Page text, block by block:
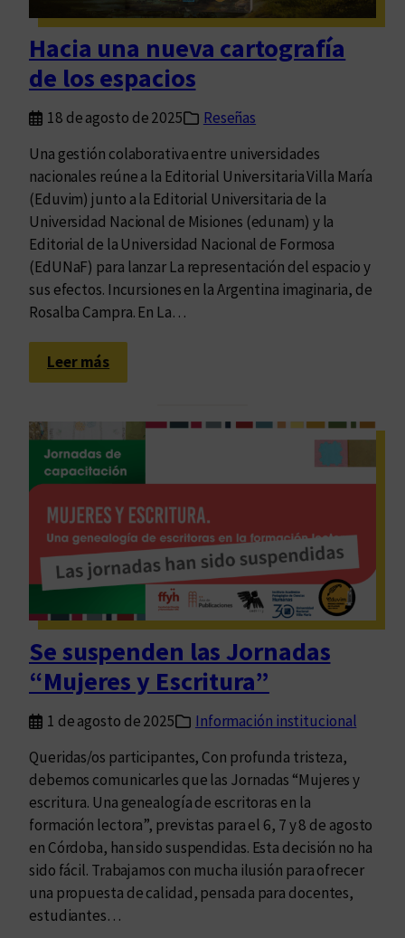
Hacia una nueva cartografía
de los espacios
18 de agosto de 2025
Reseñas
Una gestión colaborativa entre universidades
nacionales reúne a la Editorial Universitaria Villa María
(Eduvim) junto a la Editorial Universitaria de la
Universidad Nacional de Misiones (edunam) y la
Editorial de la Universidad Nacional de Formosa
(EdUNaF) para lanzar La representación del espacio y
sus efectos. Incursiones en la Argentina imaginaria, de
Rosalba Campra. En La…
Leer más:
H
i
a
n
a
n
u
e
v
a
c
a
r
o
g
r
a
f
í
a
d
Se suspenden las Jornadas
“Mujeres y Escritura”
1 de agosto de 2025
Información institucional
Queridas/os participantes, Con profunda tristeza,
debemos comunicarles que las Jornadas “Mujeres y
escritura. Una genealogía de escritoras en la
formación lectora”, previstas para el 6, 7 y 8 de agosto
en Córdoba, han sido suspendidas. Esta decisión no ha
sido fácil. Trabajamos con mucha ilusión para ofrecer
una propuesta de calidad, pensada para docentes,
estudiantes…